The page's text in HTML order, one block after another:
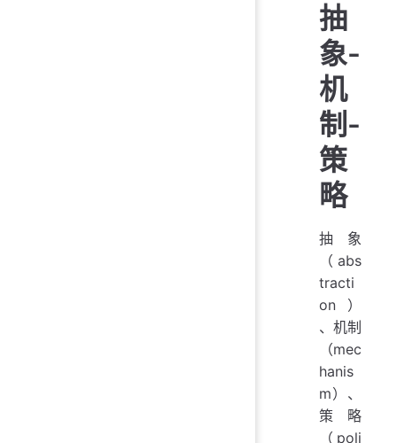
抽
象-
机
制-
策
略
抽象
（abs
tracti
on）
、机制
（mec
hanis
m）、
策略
（poli